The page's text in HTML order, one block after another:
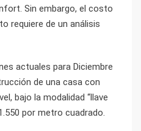
Sin embargo, el costo
requiere de un análisis
actuales para Diciembre
de una casa con
bajo la modalidad “llave
por metro cuadrado.